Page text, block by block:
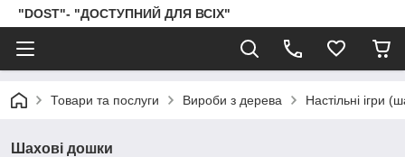
"DOST"- "ДОСТУПНИЙ ДЛЯ ВСІХ"
Товари та послуги Вироби з дерева Настільні ігри
Шахові дошки